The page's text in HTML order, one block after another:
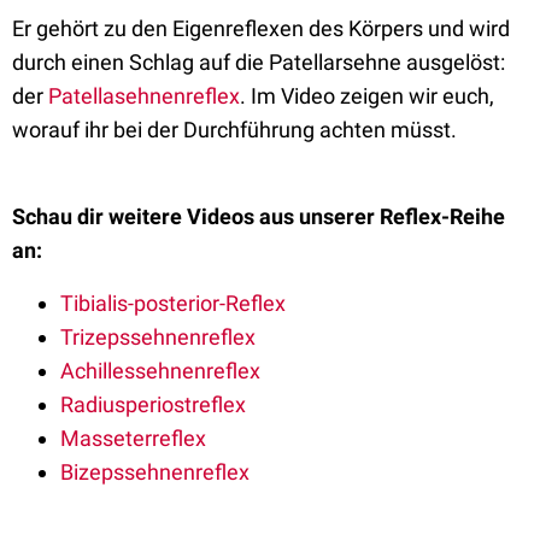
Er gehört zu den Eigenreflexen des Körpers und wird
durch einen Schlag auf die Patellarsehne ausgelöst:
der Patellasehnenreflex. Im Video zeigen wir euch,
worauf ihr bei der Durchführung achten müsst.
Schau dir weitere Videos aus unserer Reflex-Reihe
an:
Tibialis-posterior-Reflex
Trizepssehnenreflex
Achillessehnenreflex
Radiusperiostreflex
Masseterreflex
Bizepssehnenreflex